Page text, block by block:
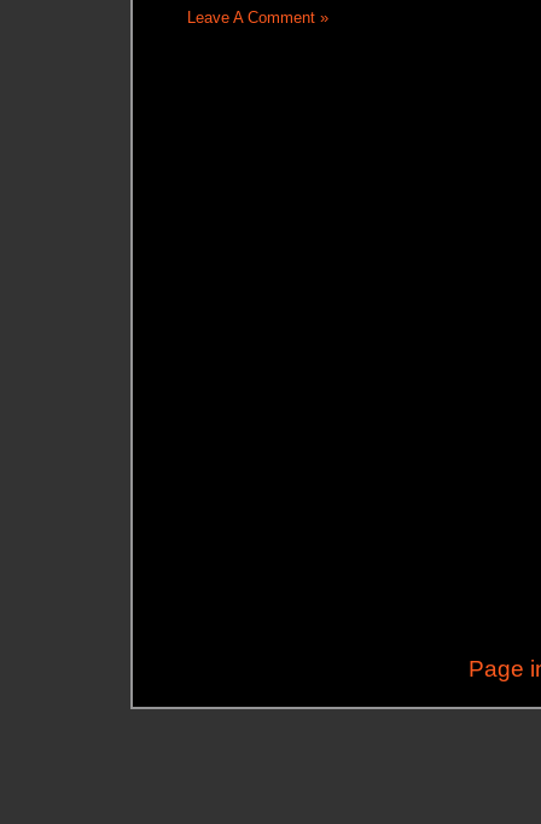
Leave A Comment »
Page